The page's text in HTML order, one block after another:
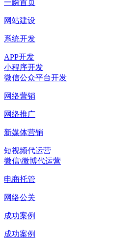
一瞬首页
网站建设
系统开发
APP开发
小程序开发
微信公众平台开发
网络营销
网络推广
新媒体营销
短视频代运营
微信\微博代运营
电商托管
网络公关
成功案例
成功案例